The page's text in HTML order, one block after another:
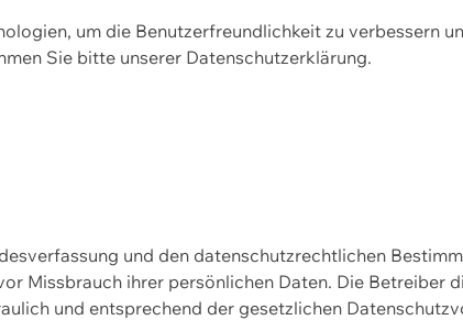
um die Benutzerfreundlichkeit zu verbessern
Sie bitte unserer Datenschutzerklärung.
und den datenschutzrechtlichen
Missbrauch ihrer persönlichen Daten. Die Betreiber
und entsprechend der gesetzlichen